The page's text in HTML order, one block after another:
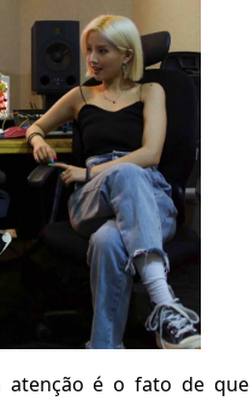
atenção é o fato de que